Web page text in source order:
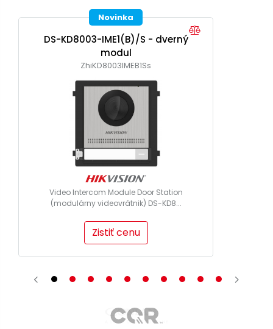
Novinka
DS-KD8003-IME1(B)/S - dverný
modul
ZhiKD8003IMEB1Ss
Video Intercom Module Door Station
(modulárny videovrátnik) DS-KD8...
Zistiť cenu